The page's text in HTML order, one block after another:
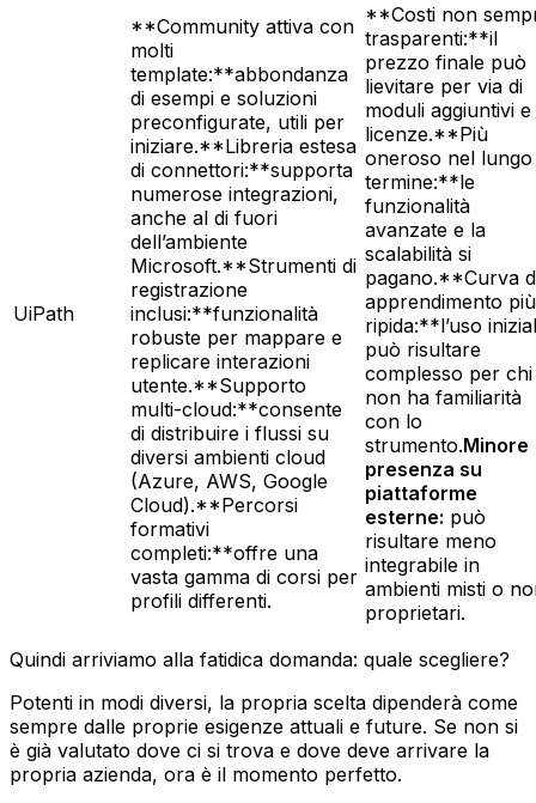
UiPath
**Community attiva con
molti
template:**abbondanza
di esempi e soluzioni
preconfigurate, utili per
iniziare.**Libreria estesa
di connettori:**supporta
numerose integrazioni,
anche al di fuori
dell’ambiente
Microsoft.**Strumenti di
registrazione
inclusi:**funzionalità
robuste per mappare e
replicare interazioni
utente.**Supporto
multi-cloud:**consente
di distribuire i flussi su
diversi ambienti cloud
(Azure, AWS, Google
Cloud).**Percorsi
formativi
completi:**offre una
vasta gamma di corsi per
profili differenti.
**Costi non
trasparenti:**il
prezzo finale può
lievitare per via di
moduli aggiuntivi e
licenze.**Più
oneroso nel lungo
termine:**le
funzionalità
avanzate e la
scalabilità si
pagano.**Curva
apprendimento più
ripida:**l’uso
può risultare
complesso per chi
non ha familiarità
con lo
strumento.Minore
presenza su
piattaforme
esterne: può
risultare meno
integrabile in
ambienti misti o
proprietari.
Quindi arriviamo alla fatidica domanda: quale scegliere?
Potenti in modi diversi, la propria scelta dipenderà come
sempre dalle proprie esigenze attuali e future. Se non si
è già valutato dove ci si trova e dove deve arrivare la
propria azienda, ora è il momento perfetto.